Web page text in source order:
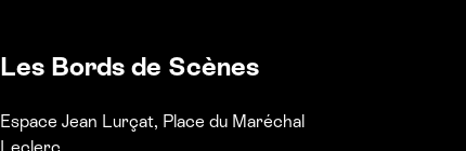
Les Bords de Scènes
Espace Jean Lurçat, Place du Maréchal